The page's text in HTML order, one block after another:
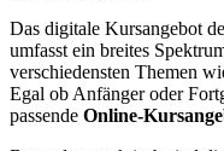
Das digitale Kursangebot
umfasst ein breites
verschiedensten Themen
Egal ob Anfänger oder
passende Online-